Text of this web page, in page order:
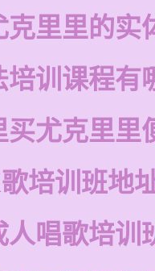
克里里的实
培训课程有
买尤克里里
培训班地
人唱歌培训